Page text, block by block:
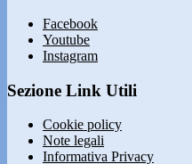
Facebook
Youtube
Instagram
Sezione Link Utili
Cookie policy
Note legali
Informativa Privacy